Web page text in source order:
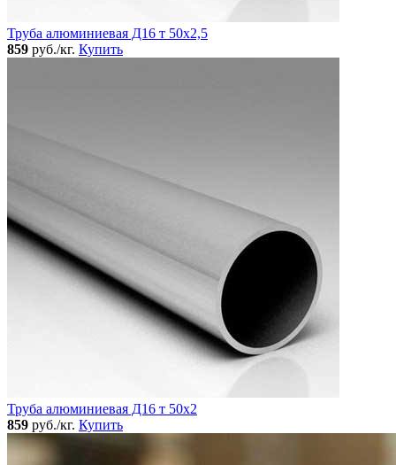
Труба алюминиевая Д16 т 50х2,5
859 руб./кг. Купить
Труба алюминиевая Д16 т 50х2
859 руб./кг. Купить